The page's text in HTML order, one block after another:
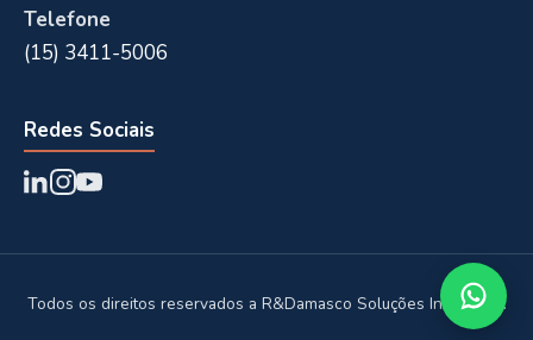
Telefone
(15) 3411-5006
Redes Sociais
Todos os direitos reservados a R&Damasco Soluções Industriais.